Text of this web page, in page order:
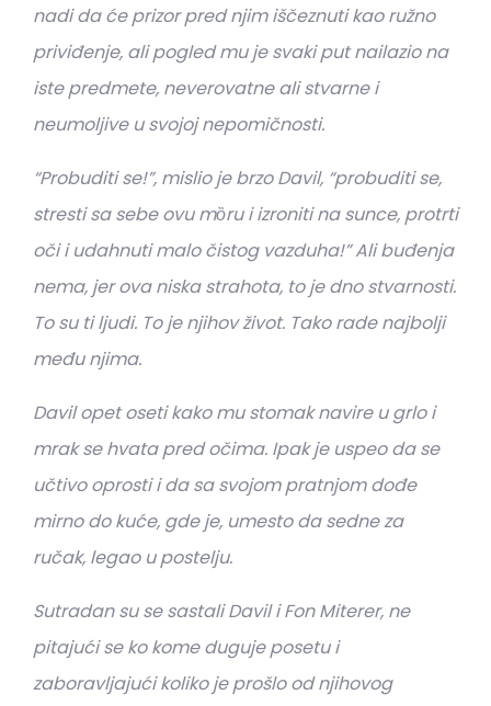
nadi da će prizor pred njim iščeznuti kao ružno
priviđenje, ali pogled mu je svaki put nailazio na
iste predmete, neverovatne ali stvarne i
neumoljive u svojoj nepomičnosti.
“Probuditi se!”, mislio je brzo Davil, “probuditi se,
stresti sa sebe ovu mȍru i izroniti na sunce, protrti
oči i udahnuti malo čistog vazduha!” Ali buđenja
nema, jer ova niska strahota, to je dno stvarnosti.
To su ti ljudi. To je njihov život. Tako rade najbolji
među njima.
Davil opet oseti kako mu stomak navire u grlo i
mrak se hvata pred očima. Ipak je uspeo da se
učtivo oprosti i da sa svojom pratnjom dođe
mirno do kuće, gde je, umesto da sedne za
ručak, legao u postelju.
Sutradan su se sastali Davil i Fon Miterer, ne
pitajući se ko kome duguje posetu i
zaboravljajući koliko je prošlo od njihovog